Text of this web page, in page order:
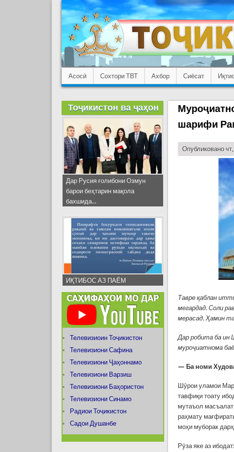
Асосӣ Сохтори ТВТ Ахбор Сиёсат
шарифи
Опубликовано
Тавре қаблан
мегардад.Соли
мерасад. Ҳамин
Дар робита ба ин
муроҷиатнома
— Ба номи
Шӯрои уламои
тавфиқи тоату
мутаъол
раҳмату
моҳи муборак
Рӯза яке аз
Тоҷикистон ва ҷаҳон
Дар Русия ғолибони Озмун
барои беҳтарин мақола
бахшида...
ИҚТИБОС АЗ ПАЁМ
Телевизиоин Тоҷикистон
Телевизиони Сафина
Телевизиони Ҷаҳоннамо
Телевизиони Варзиш
Телевизиони Баҳористон
Телевизиони Синамо
Радиои Тоҷикистон
Садои Душанбе